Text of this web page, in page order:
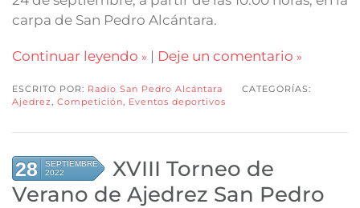
carpa de San Pedro Alcántara.
Continuar leyendo | Deje un comentario
ESCRITO POR: Radio San Pedro Alcántara
CATEGORÍAS:
Ajedrez
Competición Eventos deportivos
28
SEPTIEMBRE
2022
XVIII Torneo de
Verano de Ajedrez San Pedro